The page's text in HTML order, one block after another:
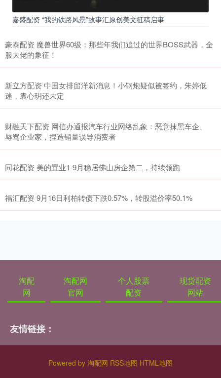
嘉盛配资 “我的铁路风景”故事汇原创美文征稿启事
豪泰配资 魔兽世界60级：那些年我们追过的世界BOSS武器，全
服大佬的象征！
新立方配资 中国女排留洋新消息！小钢炮疑似被签约，朱婷低
迷，袁心玥还未定
财融天下配资 网信办通报汽车行业网络乱象：恶意抹黑车企、
辱骂企业家，捏造销量误导消费者
同花配资 美的置业1-9月稳居佛山房企第二，持续领跑
福汇配资 9月16日利柏转债下跌0.57%，转股溢价率50.1%
淘配
网
淘配网
官网
个人股票
配资
现货配资
网站
友情链接：
Powered by 淘配网 RSS地图 HTML地图